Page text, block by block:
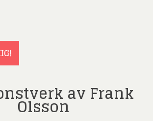
av Frank
Olsson